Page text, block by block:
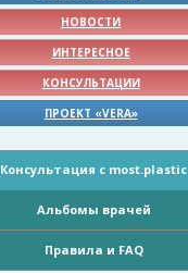
НОВОСТИ
ИНТЕРЕСНОЕ
КОНСУЛЬТАЦИИ
ПРОЕКТ «VERA»
Консультация с most.plastic
Альбомы врачей
Правила и FAQ